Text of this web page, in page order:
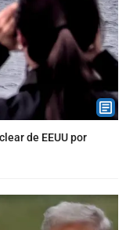
de EEUU por